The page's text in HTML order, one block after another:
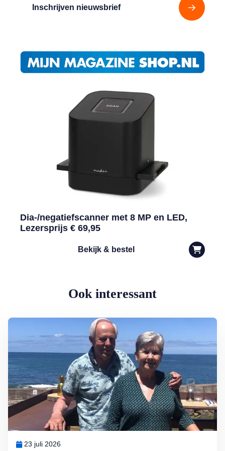
Inschrijven nieuwsbrief
Dia-/negatiefscanner met 8 MP en LED,
Lezersprijs € 69,95
Bekijk & bestel
Ook interessant
23 juli 2026
Lees meer over Zó vieren Arthur en Mary vakantie: ‘Zo leer je een